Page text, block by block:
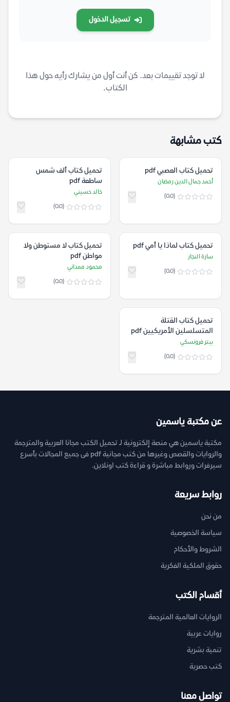
تسجيل الدخول
لا توجد تقييمات بعد. كن أنت أول من يشارك رأيه حول هذا
الكتاب.
كتب مشابهة
تحميل كتاب العصبي pdf
أحمد جمال الدين رمضان
(0.0)
تحميل كتاب ألف شمس
ساطعة pdf
خالد حسيني
(0.0)
تحميل كتاب لماذا يا أمي pdf
سارة النجار
(0.0)
تحميل كتاب لا مستوطن ولا
مواطن pdf
محمود ممداني
(0.0)
تحميل كتاب القتلة
المتسلسلين الأمريكيين pdf
بيتر فرونسكي
(0.0)
عن مكتبة ياسمين
مكتبة ياسمين هي منصة إلكترونية لـ تحميل الكتب مجانا العربية والمترجمة
والروايات والقصص وغيرها من كتب مجانية pdf فى جميع المجالات بأسرع
سيرفرات وروابط مباشرة و قراءة كتب اونلاين.
روابط سريعة
من نحن
سياسة الخصوصية
الشروط والأحكام
حقوق الملكية الفكرية
أقسام الكتب
الروايات العالمية المترجمة
روايات عربية
تنمية بشرية
كتب حصرية
تواصل معنا